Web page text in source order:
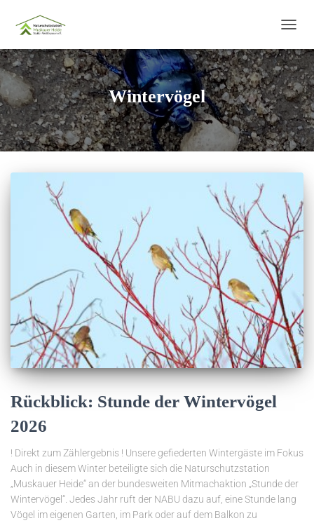
Wintervögel
Rückblick: Stunde der Wintervögel
2026
! Direkt zum Zählergebnis ! Unsere gefiederten Wintergäste im Fokus
Auch in diesem Winter beteiligte sich die Naturschutzstation
„Muskauer Heide“ an der bundesweiten Mitmachaktion „Stunde der
Wintervögel“. Jedes Jahr ruft der NABU dazu auf, eine Stunde lang
Vögel im eigenen Garten, im Park oder auf dem Balkon zu